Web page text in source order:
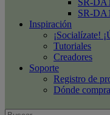
SR-
SR-
Inspiración
¡Socialízate!
Tutoriales
Creadores
Soporte
Registro de
Dónde